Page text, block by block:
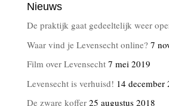
Nieuws
De praktijk gaat gedeeltelijk weer
Waar vind je Levensecht online? 7
Film over Levensecht 7 mei 2019
Levensecht is verhuisd! 14 december
De zware koffer 25 augustus 2018